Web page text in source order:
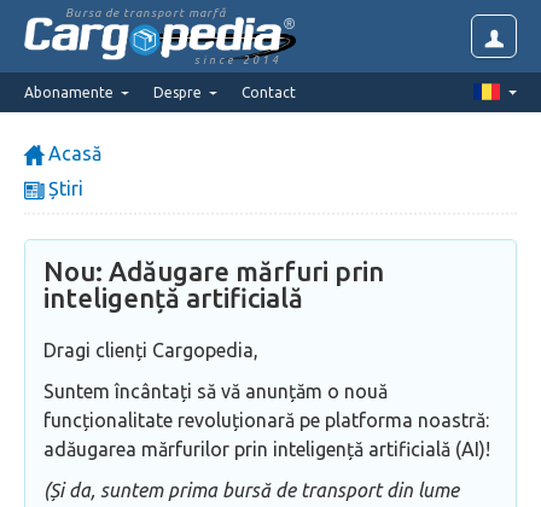
Bursa de transport marfă
since 2014
Abonamente Despre Contact
Acasă
Știri
Nou: Adăugare mărfuri prin
inteligență artificială
Dragi clienți Cargopedia,
Suntem încântați să vă anunțăm o nouă
funcționalitate revoluționară pe platforma noastră:
adăugarea mărfurilor prin inteligență artificială (AI)!
(Și da, suntem prima bursă de transport din lume